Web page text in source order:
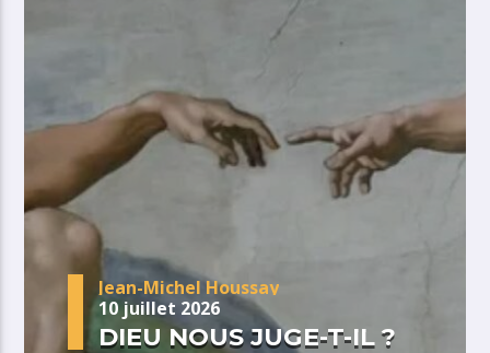
Jean-Michel Houssay
10 juillet 2026
DIEU NOUS JUGE-T-IL ?